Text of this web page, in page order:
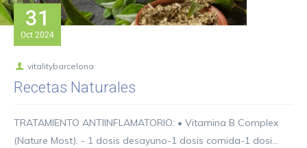
31
Oct 2024
vitalitybarcelona
Recetas Naturales
TRATAMIENTO ANTIINFLAMATORIO: • Vitamina B Complex
(Nature Most). - 1 dosis desayuno-1 dosis comida-1 dosi...